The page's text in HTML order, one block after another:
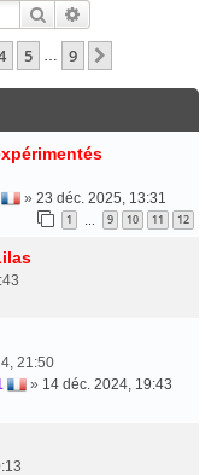
Rechercher
5 9
» 23 déc. 2025, 13:31
1 … 9 10 11 12
21:50
» 14 déc. 2024, 19:43